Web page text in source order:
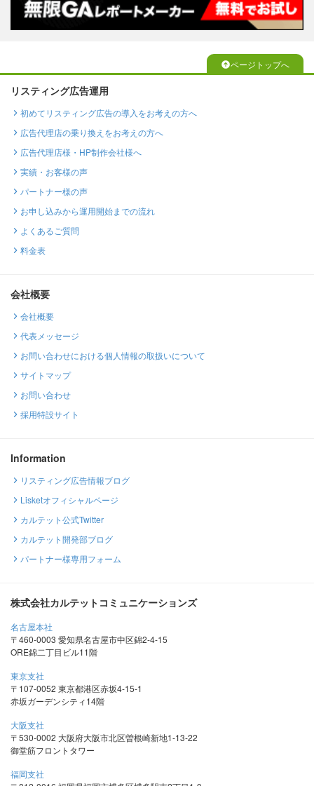
ページトップへ
リスティング広告運用
初めてリスティング広告の導入をお考えの方へ
広告代理店の乗り換えをお考えの方へ
広告代理店様・HP制作会社様へ
実績・お客様の声
パートナー様の声
お申し込みから運用開始までの流れ
よくあるご質問
料金表
会社概要
会社概要
代表メッセージ
お問い合わせにおける個人情報の取扱いについて
サイトマップ
お問い合わせ
採用特設サイト
Information
リスティング広告情報ブログ
Lisketオフィシャルページ
カルテット公式Twitter
カルテット開発部ブログ
パートナー様専用フォーム
株式会社カルテットコミュニケーションズ
名古屋本社
〒460-0003 愛知県名古屋市中区錦2-4-15
ORE錦二丁目ビル11階
東京支社
〒107-0052 東京都港区赤坂4-15-1
赤坂ガーデンシティ14階
大阪支社
〒530-0002 大阪府大阪市北区曽根崎新地1-13-22
御堂筋フロントタワー
福岡支社